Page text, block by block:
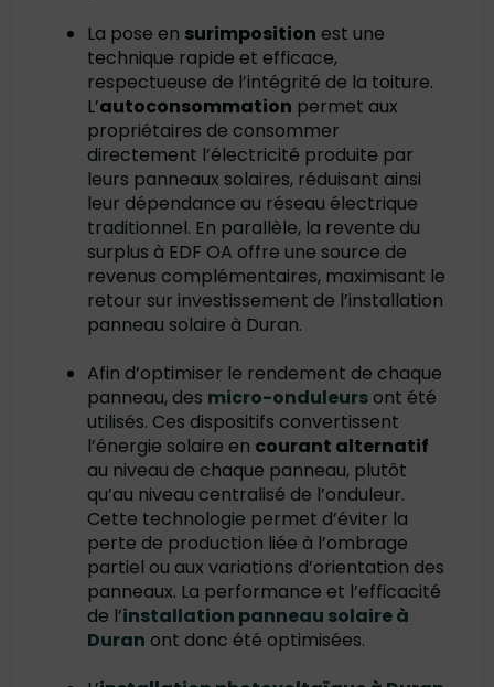
La pose en surimposition est une
technique rapide et efficace,
respectueuse de l’intégrité de la toiture.
L’autoconsommation permet aux
propriétaires de consommer
directement l’électricité produite par
leurs panneaux solaires, réduisant ainsi
leur dépendance au réseau électrique
traditionnel. En parallèle, la revente du
surplus à EDF OA offre une source de
revenus complémentaires, maximisant le
retour sur investissement de l’installation
panneau solaire à Duran.
Afin d’optimiser le rendement de chaque
panneau, des micro-onduleursont été
utilisés. Ces dispositifs convertissent
l’énergie solaire en courant alternatif
au niveau de chaque panneau, plutôt
qu’au niveau centralisé de l’onduleur.
Cette technologie permet d’éviter la
perte de production liée à l’ombrage
partiel ou aux variations d’orientation des
panneaux. La performance et l’efficacité
de l’installation panneau solaire à
Duran ont donc été optimisées.